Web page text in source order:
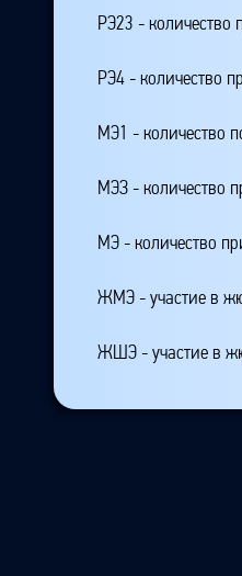
РЭ23 - количество
РЭ4 - количество
МЭ1 - количество
МЭЗ - количество
МЭ - количество
ЖМЭ - участие в
ЖШЭ - участие в